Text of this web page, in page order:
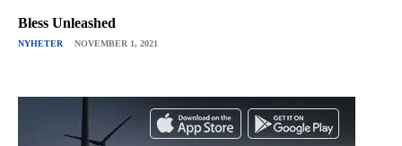
Bless Unleashed
NYHETER NOVEMBER 1, 2021